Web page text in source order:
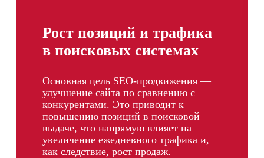
Рост позиций и трафика
в поисковых системах
Основная цель SEO-продвижения —
улучшение сайта по сравнению с
конкурентами. Это приводит к
повышению позиций в поисковой
выдаче, что напрямую влияет на
увеличение ежедневного трафика и,
как следствие, рост продаж.